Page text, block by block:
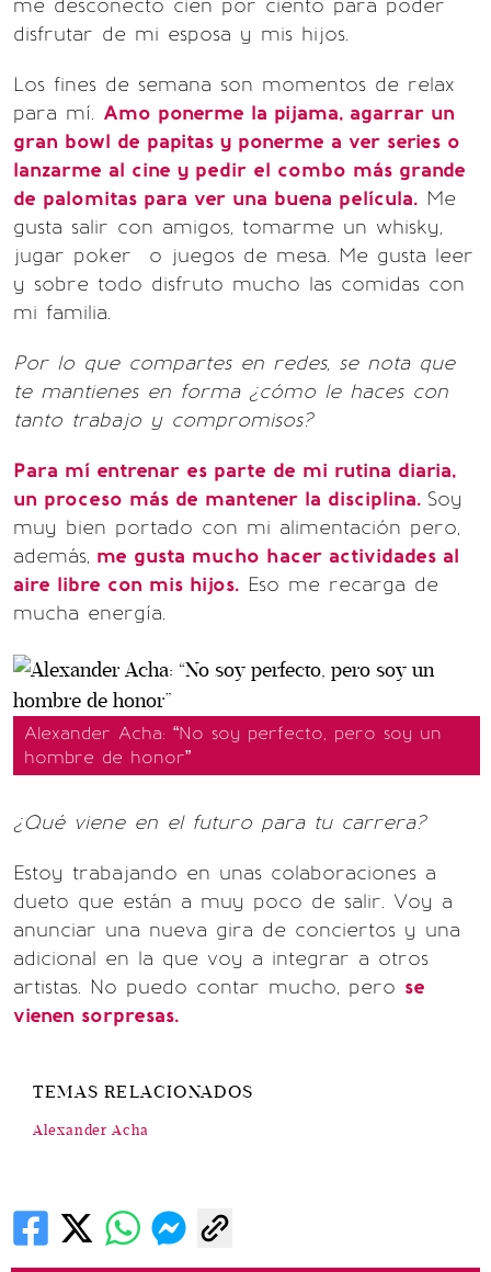
me desconecto cien por ciento para poder
disfrutar de mi esposa y mis hijos.
Los fines de semana son momentos de relax
para mí. Amo ponerme la pijama, agarrar un
gran bowl de papitas y ponerme a ver series o
lanzarme al cine y pedir el combo más grande
de palomitas para ver una buena película. Me
gusta salir con amigos, tomarme un whisky,
jugar poker o juegos de mesa. Me gusta leer
y sobre todo disfruto mucho las comidas con
mi familia.
Por lo que compartes en redes, se nota que
te mantienes en forma ¿cómo le haces con
tanto trabajo y compromisos?
Para mí entrenar es parte de mi rutina diaria,
un proceso más de mantener la disciplina. Soy
muy bien portado con mi alimentación pero,
además, me gusta mucho hacer actividades al
aire libre con mis hijos. Eso me recarga de
mucha energía.
Alexander Acha: “No soy perfecto, pero soy un
hombre de honor”
¿Qué viene en el futuro para tu carrera?
Estoy trabajando en unas colaboraciones a
dueto que están a muy poco de salir. Voy a
anunciar una nueva gira de conciertos y una
adicional en la que voy a integrar a otros
artistas. No puedo contar mucho, pero se
vienen sorpresas.
TEMAS RELACIONADOS
Alexander Acha